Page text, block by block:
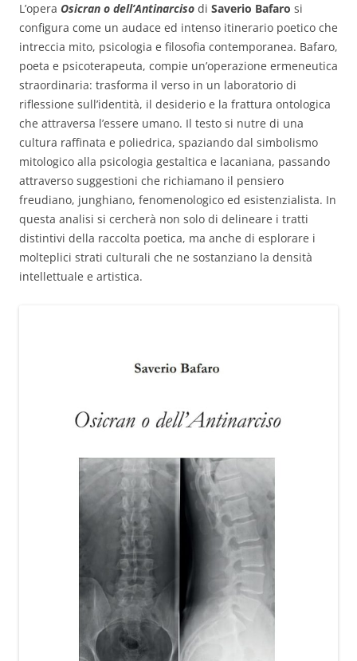
L’opera Osicran o dell’Antinarciso di Saverio Bafaro si
configura come un audace ed intenso itinerario poetico che
intreccia mito, psicologia e filosofia contemporanea. Bafaro,
poeta e psicoterapeuta, compie un’operazione ermeneutica
straordinaria: trasforma il verso in un laboratorio di
riflessione sull’identità, il desiderio e la frattura ontologica
che attraversa l’essere umano. Il testo si nutre di una
cultura raffinata e poliedrica, spaziando dal simbolismo
mitologico alla psicologia gestaltica e lacaniana, passando
attraverso suggestioni che richiamano il pensiero
freudiano, junghiano, fenomenologico ed esistenzialista. In
questa analisi si cercherà non solo di delineare i tratti
distintivi della raccolta poetica, ma anche di esplorare i
molteplici strati culturali che ne sostanziano la densità
intellettuale e artistica.